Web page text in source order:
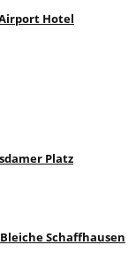
Airport Hotel
Platz
Schaffhausen